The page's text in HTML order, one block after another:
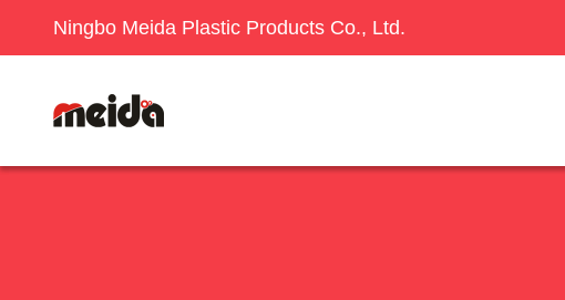
Ningbo Meida Plastic Products Co., Ltd.